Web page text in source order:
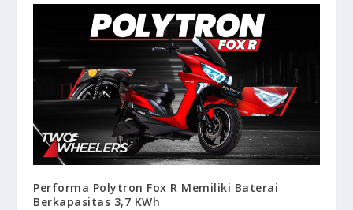
Performa Polytron Fox R Memiliki Baterai
Berkapasitas 3,7 KWh